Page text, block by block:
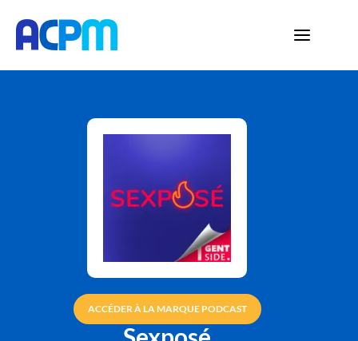
ACCÉDER À LA MARQUE PODCAST